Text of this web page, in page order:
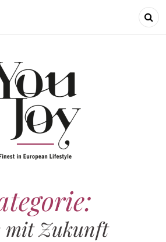
mit Zukunft